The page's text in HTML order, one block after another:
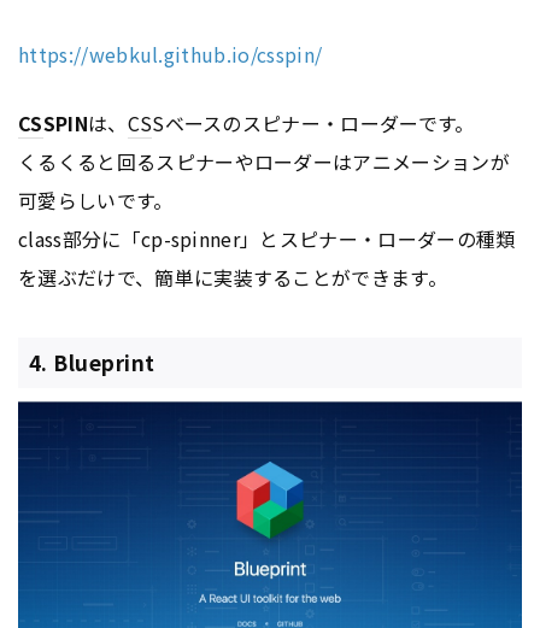
https://webkul.github.io/csspin/
CSSPINは、 CSSベースのスピナー・ローダーです。
くるくると回るスピナーやローダーはアニメーションが
可愛らしいです。
class部分に「cp-spinner」とスピナー・ローダーの種類
を選ぶだけで、簡単に実装することができます。
4. Blueprint